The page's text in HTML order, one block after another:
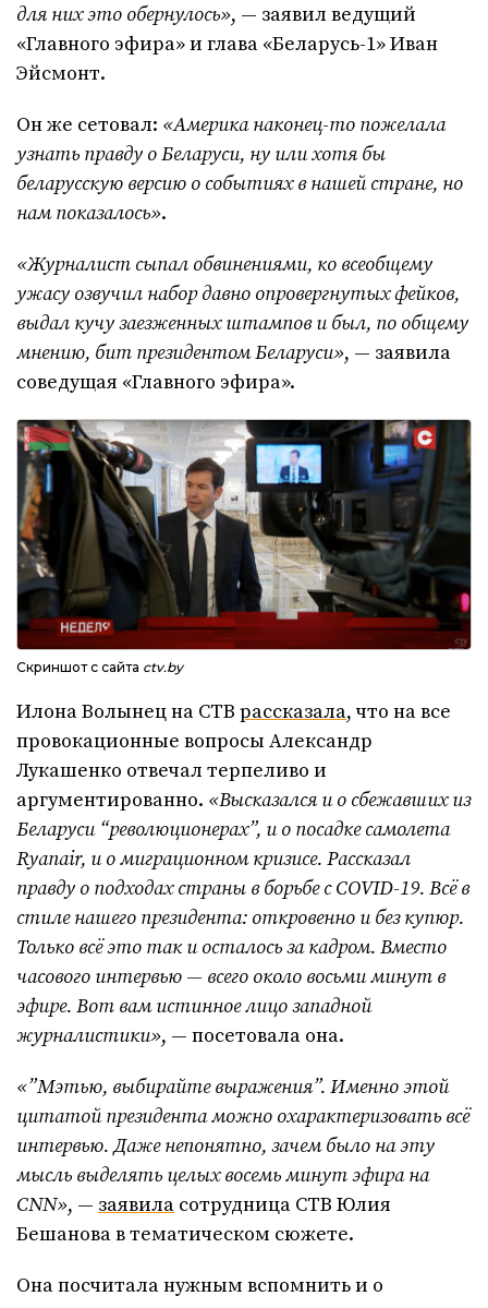
для них это обернулось», — заявил ведущий
«Главного эфира» и глава «Беларусь-1» Иван
Эйсмонт.
Он же сетовал: «Америка наконец-то пожелала
узнать правду о Беларуси, ну или хотя бы
беларусскую версию о событиях в нашей стране, но
нам показалось».
«Журналист сыпал обвинениями, ко всеобщему
ужасу озвучил набор давно опровергнутых фейков,
выдал кучу заезженных штампов и был, по общему
мнению, бит президентом Беларуси», — заявила
соведущая «Главного эфира».
Скриншот с сайта ctv.by
Илона Волынец на СТВ рассказала, что на все
провокационные вопросы Александр
Лукашенко отвечал терпеливо и
аргументированно. «Высказался и о сбежавших из
Беларуси “революционерах”, и о посадке самолета
Ryanair, и о миграционном кризисе. Рассказал
правду о подходах страны в борьбе с COVID-19. Всё в
стиле нашего президента: откровенно и без купюр.
Только всё это так и осталось за кадром. Вместо
часового интервью — всего около восьми минут в
эфире. Вот вам истинное лицо западной
журналистики», — посетовала она.
«”Мэтью, выбирайте выражения”. Именно этой
цитатой президента можно охарактеризовать всё
интервью. Даже непонятно, зачем было на эту
мысль выделять целых восемь минут эфира на
CNN», — заявила сотрудница СТВ Юлия
Бешанова в тематическом сюжете.
Она посчитала нужным вспомнить и о